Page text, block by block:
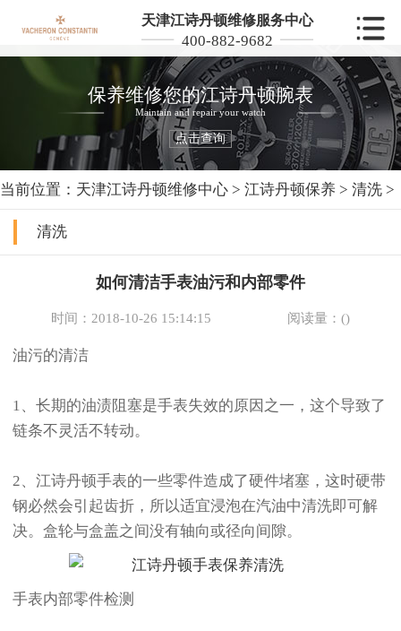
天津江诗丹顿维修服务中心
400-882-9682
保养维修您的江诗丹顿腕表
Maintain and repair your watch
点击查询
当前位置： 天津江诗丹顿维修中心 > 江诗丹顿保养 > 清洗 >
清洗
如何清洁手表油污和内部零件
时间：2018-10-26 15:14:15 阅读量：()
油污的清洁
1、长期的油渍阻塞是手表失效的原因之一，这个导致了
链条不灵活不转动。
2、江诗丹顿手表的一些零件造成了硬件堵塞，这时硬带
钢必然会引起齿折，所以适宜浸泡在汽油中清洗即可解
决。盒轮与盒盖之间没有轴向或径向间隙。
手表内部零件检测